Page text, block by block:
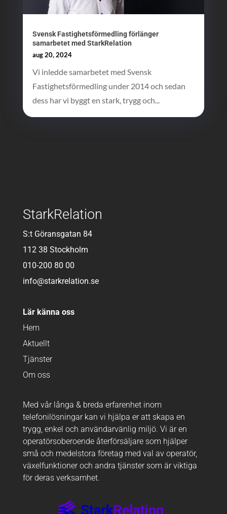
Svensk Fastighetsförmedling förlänger
samarbetet med StarkRelation
aug 20, 2024
Vi inledde samarbetet med Svensk
Fastighetsförmedling under 2014 och sedan
dess har vi byggt en stark, trygg och...
StarkRelation
S:t Göransgatan 84
112 38 Stockholm
010-200 80 00
info@starkrelation.se
Lär känna oss
Hem
Aktuellt
Tjänster
Om oss
Med vår långa & breda erfarenhet inom
telefonilösningar kan vi hjälpa er att skapa en
trygg, enkel och användarvänlig miljö. Vi är en
operatörsoberoende återförsäljare som hjälper
små och medelstora företag med val av operatör,
växelfunktioner och andra tjänster som är viktiga
för deras verksamhet.